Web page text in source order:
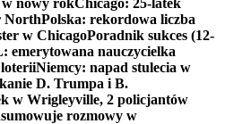
NorthPolska: rekordowa liczba
w ChicagoPoradnik sukces (12-
emerytowana nauczycielka
loteriiNiemcy: napad stulecia w
D. Trumpa i B.
w Wrigleyville, 2 policjantów
rozmowy w